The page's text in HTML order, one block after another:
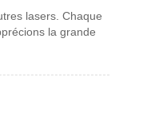
lasers. Chaque
la grande